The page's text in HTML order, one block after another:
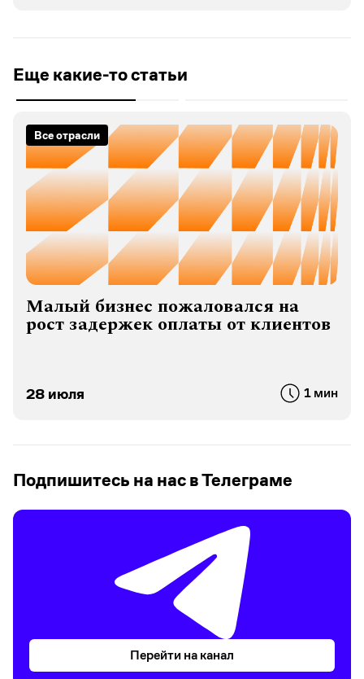
Еще какие-то статьи
Все отрасли
Малый бизнес пожаловался на
рост задержек оплаты от клиентов
28 июля 1 мин
Подпишитесь на нас в Телеграме
Перейти на канал